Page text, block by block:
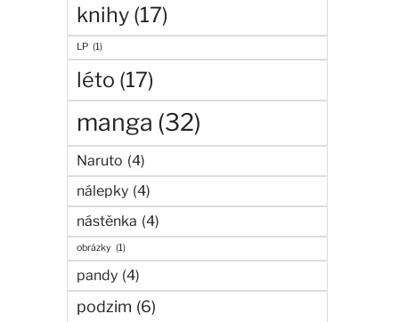
knihy (17)
LP (1)
léto (17)
manga (32)
Naruto (4)
nálepky (4)
nástěnka (4)
obrázky (1)
pandy (4)
podzim (6)